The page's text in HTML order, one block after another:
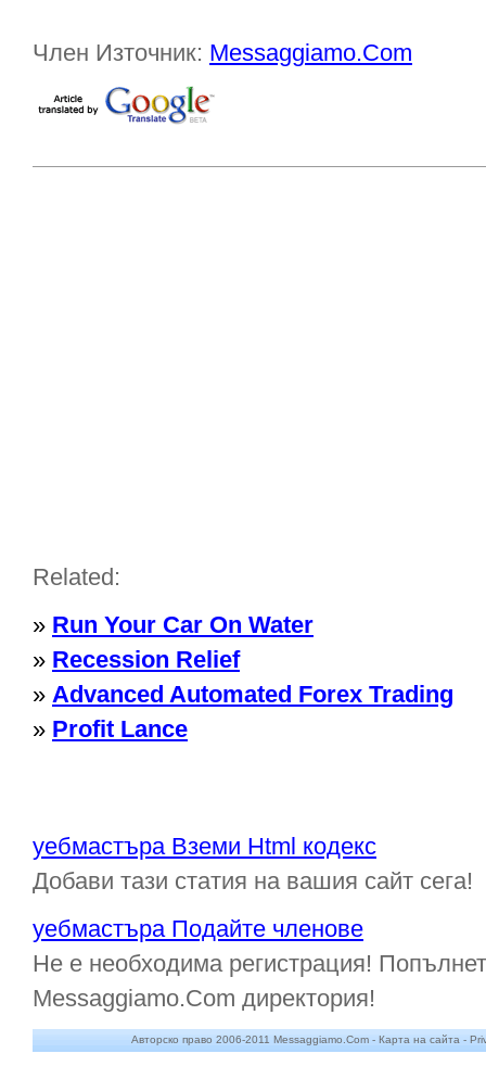
Член Източник: Messaggiamo.Com
Related:
» Run Your Car On Water
» Recession Relief
» Advanced Automated Forex Trading
» Profit Lance
уебмастъра Вземи Html кодекс
Добави тази статия на вашия сайт сега!
уебмастъра Подайте членове
Не е необходима регистрация!
Messaggiamo.Com директория!
Авторско право 2006-2011 Messaggiamo.Com - Карта на сайта -